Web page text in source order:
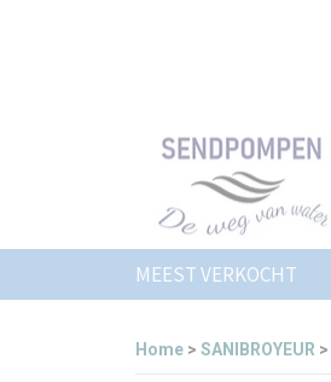
MEEST VERKOCHT
Home > SANIBROYEUR >